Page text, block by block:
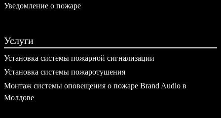
Уведомление о пожаре
Услуги
Установка системы пожарной сигнализации
Установка системы пожаротушения
Монтаж системы оповещения о пожаре Brand Audio в
Молдове